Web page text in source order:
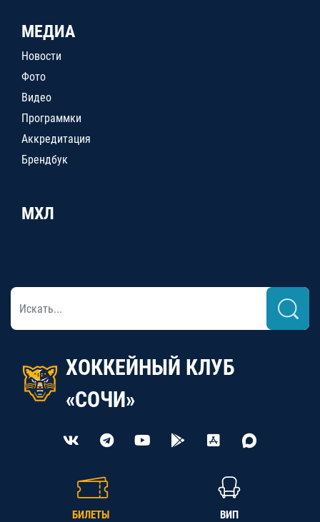
МЕДИА
Новости
Фото
Видео
Программки
Аккредитация
Брендбук
МХЛ
ХОККЕЙНЫЙ КЛУБ
«СОЧИ»
БИЛЕТЫ ВИП